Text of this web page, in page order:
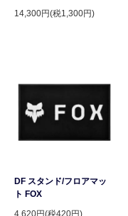
14,300円(税1,300円)
DF スタンド/フロアマッ
ト FOX
4,620円(税420円)